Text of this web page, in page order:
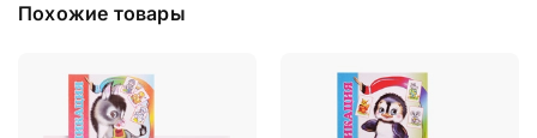
Похожие товары